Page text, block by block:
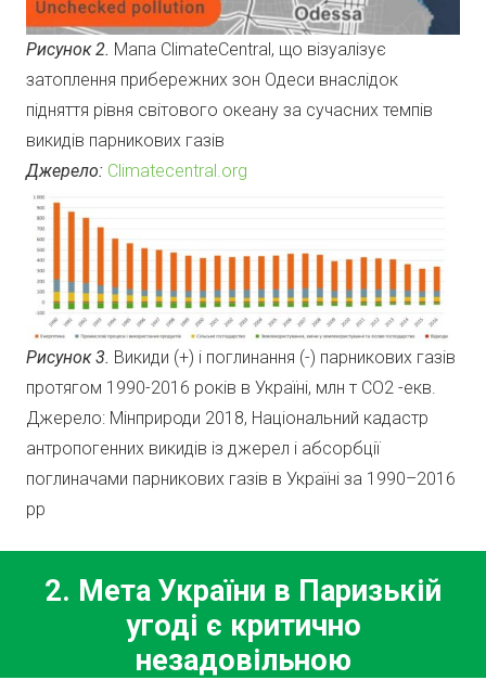
Рисунок 2. Мапа ClimateCentral, що візуалізує
затоплення прибережних зон Одеси внаслідок
підняття рівня світового океану за сучасних темпів
викидів парникових газів
Джерело: Climatecentral.org
Рисунок 3. Викиди (+) і поглинання (-) парникових газів
протягом 1990-2016 років в Україні, млн т СО2 -екв.
Джерело: Мінприроди 2018, Національний кадастр
антропогенних викидів із джерел і абсорбції
поглиначами парникових газів в Україні за 1990–2016
рр
2. Мета України в Паризькій
угоді є критично
незадовільною